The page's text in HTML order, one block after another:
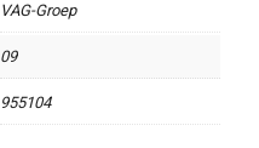
VAG-Groep
09
955104